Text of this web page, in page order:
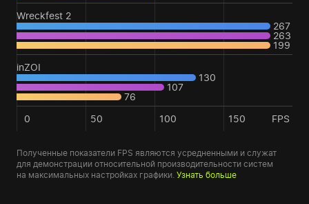
Wreckfest 2
267
263
199
inZOI
130
107
76
0
50 100 150 FPS
Полученные показатели FPS являются усредненными и служат
для демонстрации относительной производительности систем
на максимальных настройках графики. Узнать больше